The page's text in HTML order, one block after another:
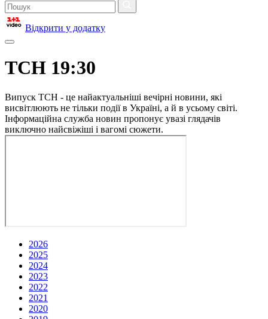
Відкрити у додатку
ТСН 19:30
Випуск ТСН - це найактуальніші вечірні новини, які
висвітлюють не тільки події в Україні, а й в усьому світі.
Інформаційна служба новин пропонує увазі глядачів
виключно найсвіжіші і вагомі сюжети.
2026
2025
2024
2023
2022
2021
2020